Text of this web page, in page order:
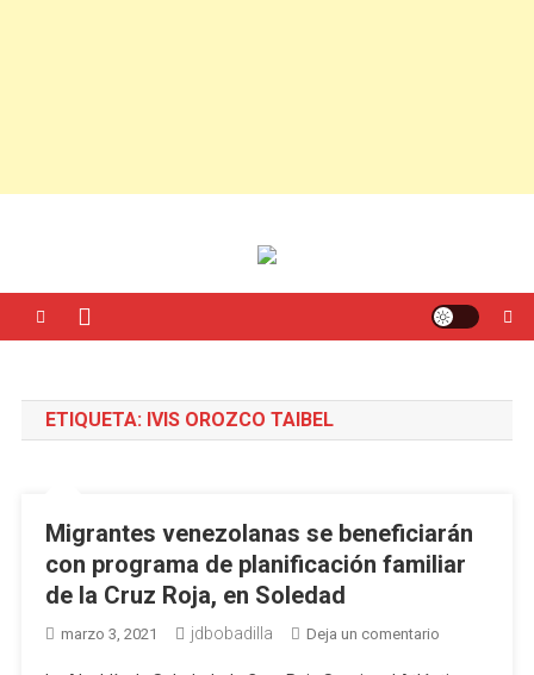
ETIQUETA: IVIS OROZCO TAIBEL
Migrantes venezolanas se beneficiarán
con programa de planificación familiar
de la Cruz Roja, en Soledad
marzo 3, 2021 jdbobadilla Deja un comentarioen